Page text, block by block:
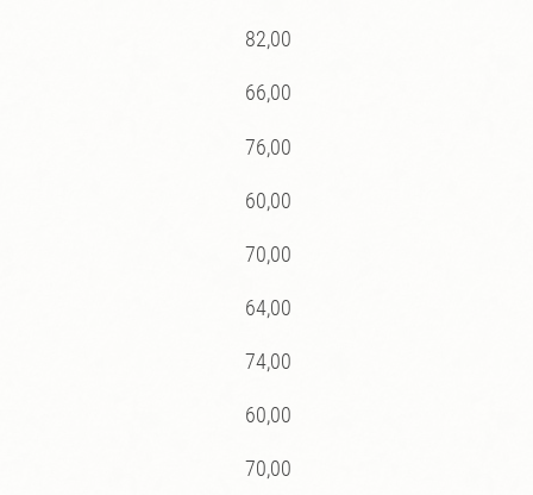
82,00
66,00
76,00
60,00
70,00
64,00
74,00
60,00
70,00